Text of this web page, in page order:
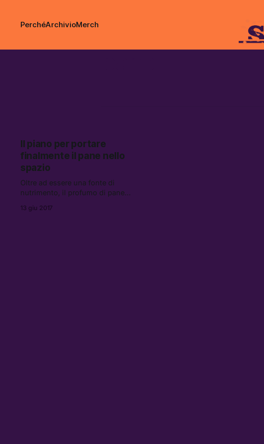
PerchéArchivioMerch
Il piano per portare
finalmente il pane nello
spazio
Oltre ad essere una fonte di
nutrimento, il profumo di pane
generale felicità e quindi risulta un
13 giu 2017